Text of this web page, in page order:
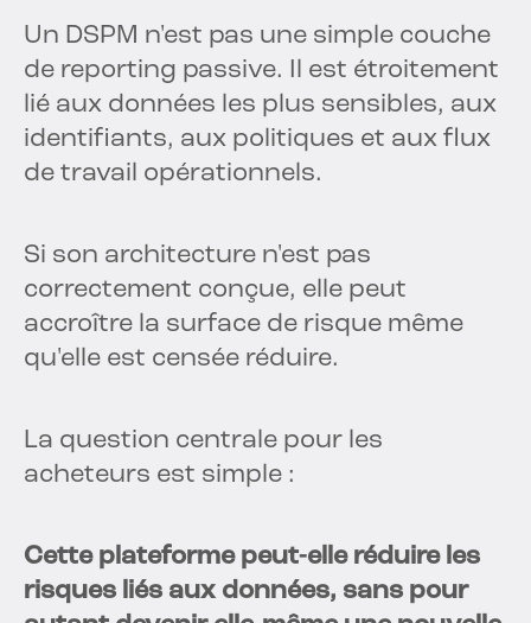
Un DSPM n'est pas une simple couche
de reporting passive. Il est étroitement
lié aux données les plus sensibles, aux
identifiants, aux politiques et aux flux
de travail opérationnels.
Si son architecture n'est pas
correctement conçue, elle peut
accroître la surface de risque même
qu'elle est censée réduire.
La question centrale pour les
acheteurs est simple :
Cette plateforme peut-elle réduire les
risques liés aux données, sans pour